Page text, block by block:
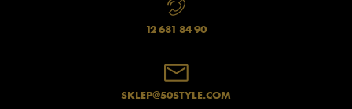
12 681 84 90
SKLEP@50STYLE.COM